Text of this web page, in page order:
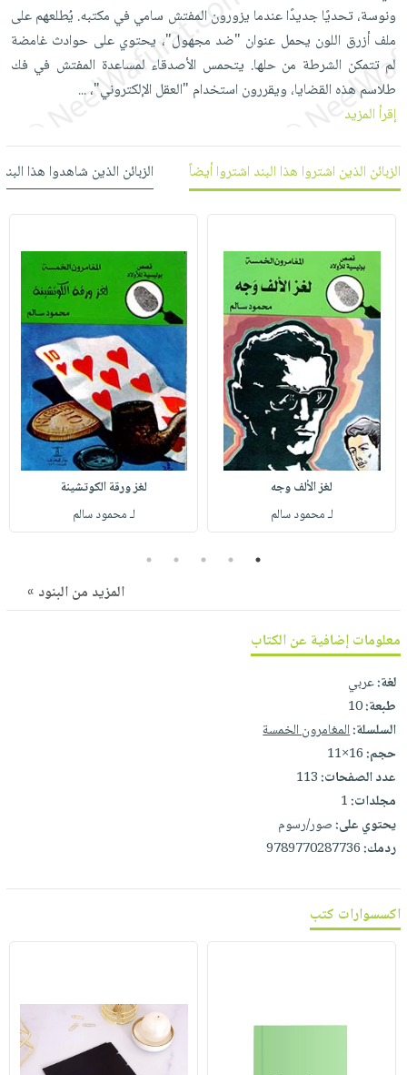
العناية
بالأسنان
الحمية
والتغذية
أدوات
المائدة
الأوعية
والتخزين
الأكثر
مبيعاً
العودة
للمدارس
اكسسوارات
كتب
اكسسوارات
منزلية
اكسسوارات
ملابس
مطرزات
حقائب
حلي
عناية
بالذات
صابون
أطفال
مناسبات
شحن
مجاني
بنود
مختارة
اشتراكات
كل
الاشتراكات
صندوق
القراءة
iKitab
حدود
بحث
متقدم
نيل
وفرات
عن
الشركة
سياسة
الشركة
فيديوهات
أسئلة
يتكرر
خدمات
انشر
كتابك
تواصل
معنا
حسابك
لائحة
الأمنيات
عربة
التسوق
الإصدارات
ونوسة، تحديًا جديدًا عندما يزورون المفتش سامي في مكتبه. يُطلعهم على
ملف أزرق اللون يحمل عنوان "ضد مجهول"، يحتوي على حوادث غامضة
لم تتمكن الشرطة من حلها. يتحمس الأصدقاء لمساعدة المفتش في فك
طلاسم هذه القضايا، ويقررون استخدام "العقل الإلكتروني"،...
إقرأ المزيد
الزبائن الذين اشتروا هذا البند اشتروا أيضاً الزبائن الذين شاهدوا هذا
لغز الألف وجه
لـ محمود سالم
لغز ورقة الكوتشينة
لـ محمود سالم
1
2
3
4
5
المزيد من البنود »
معلومات إضافية عن الكتاب
لغة:عربي
طبعة:10
السلسلة:المغامرون الخمسة
حجم:16×11
عدد الصفحات:113
مجلدات:1
يحتوي على:صور/رسوم
ردمك:9789770287736
اكسسوارات كتب